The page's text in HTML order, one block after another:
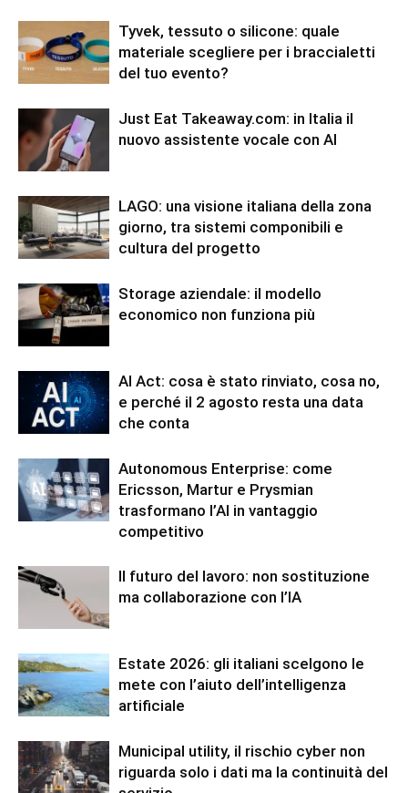
Tyvek, tessuto o silicone: quale
materiale scegliere per i braccialetti
del tuo evento?
Just Eat Takeaway.com: in Italia il
nuovo assistente vocale con AI
LAGO: una visione italiana della zona
giorno, tra sistemi componibili e
cultura del progetto
Storage aziendale: il modello
economico non funziona più
AI Act: cosa è stato rinviato, cosa no,
e perché il 2 agosto resta una data
che conta
Autonomous Enterprise: come
Ericsson, Martur e Prysmian
trasformano l’AI in vantaggio
competitivo
Il futuro del lavoro: non sostituzione
ma collaborazione con l’IA
Estate 2026: gli italiani scelgono le
mete con l’aiuto dell’intelligenza
artificiale
Municipal utility, il rischio cyber non
riguarda solo i dati ma la continuità del